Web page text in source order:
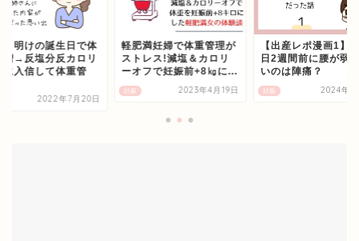
り明けの誕生日で体
増→反塩分反カロリ
に入信して体重管
2022年7月20日
妊娠
軽肥満妊婦で体重管理が
ストレス!減塩＆カロリ
ーオフで妊娠前+8㎏に...
2023年4月19日 妊娠
【出産レポ漫画1】
日2週間前に腰が弱
いのは陣痛？
2024年2